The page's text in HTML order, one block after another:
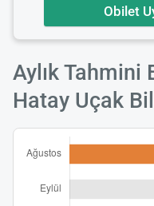
Obilet
Aylık Tahmini
Hatay Uçak